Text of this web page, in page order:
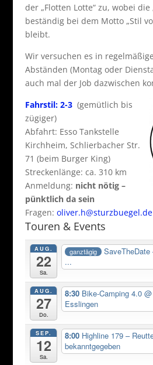
der „Flotten Lotte“ zu, wobei die
beständig bei dem Motto „Stil
bleibt.
Wir versuchen es in
Abständen (Montag oder
auch mal der Job dazwischen
Fahrstil: 2-3(gemütlich bis
zügiger)
Abfahrt: Esso Tankstelle
Kirchheim, Schlierbacher Str.
71 (beim Burger King)
Streckenlänge: ca. 310 km
Anmeldung: nicht nötig –
pünktlich da sein
Fragen: oliver.h@sturzbuegel.de
Touren & Events
AUG.
22
Sa.
ganztägig
...
AUG.
27
Do.
8:30 Bike-Camping 4.0
Esslingen
SEP.
12
Sa.
8:00 Highline 179 –
bekanntgegeben